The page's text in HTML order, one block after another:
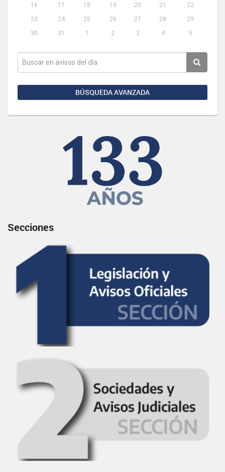
16
17 18 19 20 21
22
23
24 25 26 27 28
29
30
31 1 2 3 4 5
BÚSQUEDA AVANZADA
Secciones